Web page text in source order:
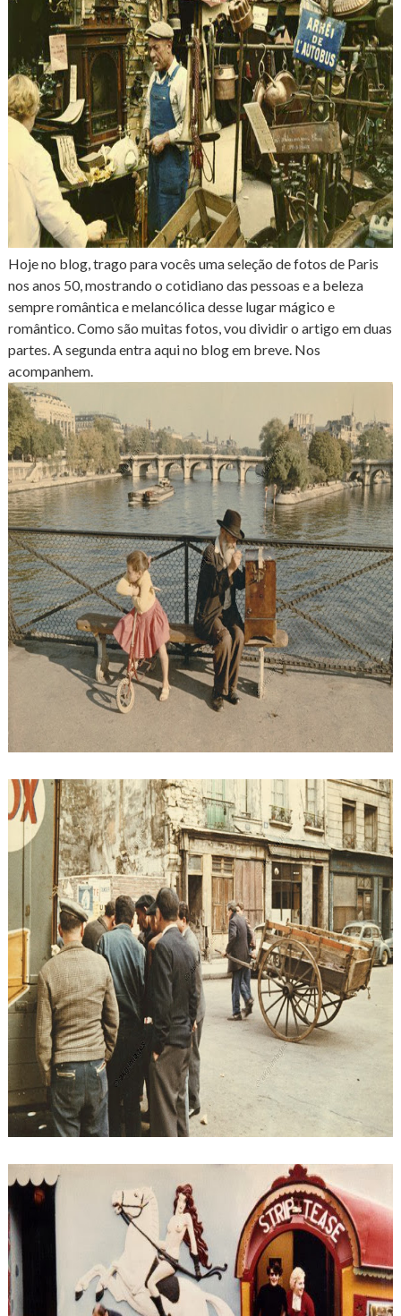
Hoje no blog, trago para vocês uma seleção de fotos de Paris
nos anos 50, mostrando o cotidiano das pessoas e a beleza
sempre romântica e melancólica desse lugar mágico e
romântico. Como são muitas fotos, vou dividir o artigo em duas
partes. A segunda entra aqui no blog em breve. Nos
acompanhem.